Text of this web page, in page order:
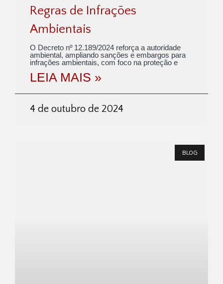
Regras de Infrações
Ambientais
O Decreto nº 12.189/2024 reforça a autoridade
ambiental, ampliando sanções e embargos para
infrações ambientais, com foco na proteção e
LEIA MAIS »
4 de outubro de 2024
BLOG